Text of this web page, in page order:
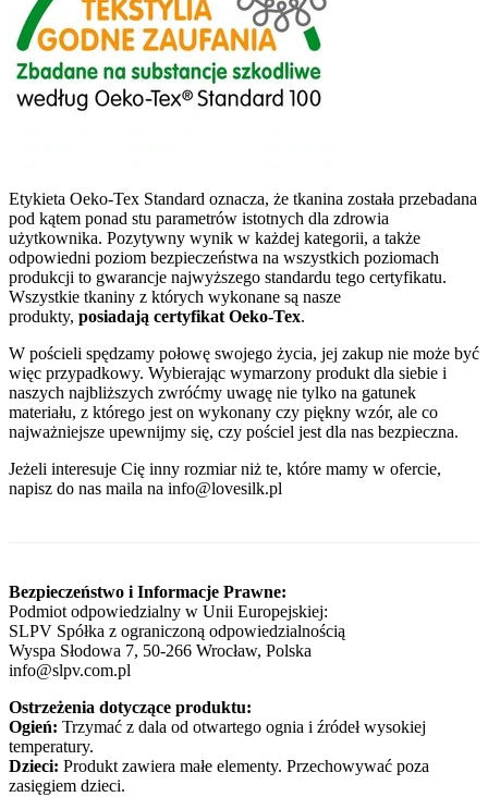
Etykieta Oeko-Tex Standard oznacza, że tkanina została przebadana
pod kątem ponad stu parametrów istotnych dla zdrowia
użytkownika. Pozytywny wynik w każdej kategorii, a także
odpowiedni poziom bezpieczeństwa na wszystkich poziomach
produkcji to gwarancje najwyższego standardu tego certyfikatu.
Wszystkie tkaniny z których wykonane są nasze
produkty, posiadają certyfikat Oeko-Tex.
W pościeli spędzamy połowę swojego życia, jej zakup nie może być
więc przypadkowy. Wybierając wymarzony produkt dla siebie i
naszych najbliższych zwróćmy uwagę nie tylko na gatunek
materiału, z którego jest on wykonany czy piękny wzór, ale co
najważniejsze upewnijmy się, czy pościel jest dla nas bezpieczna.
Jeżeli interesuje Cię inny rozmiar niż te, które mamy w ofercie,
napisz do nas maila na info@lovesilk.pl
Bezpieczeństwo i Informacje Prawne:
Podmiot odpowiedzialny w Unii Europejskiej:
SLPV Spółka z ograniczoną odpowiedzialnością
Wyspa Słodowa 7, 50-266 Wrocław, Polska
info@slpv.com.pl
Ostrzeżenia dotyczące produktu:
Ogień: Trzymać z dala od otwartego ognia i źródeł wysokiej
temperatury.
Dzieci: Produkt zawiera małe elementy. Przechowywać poza
zasięgiem dzieci.